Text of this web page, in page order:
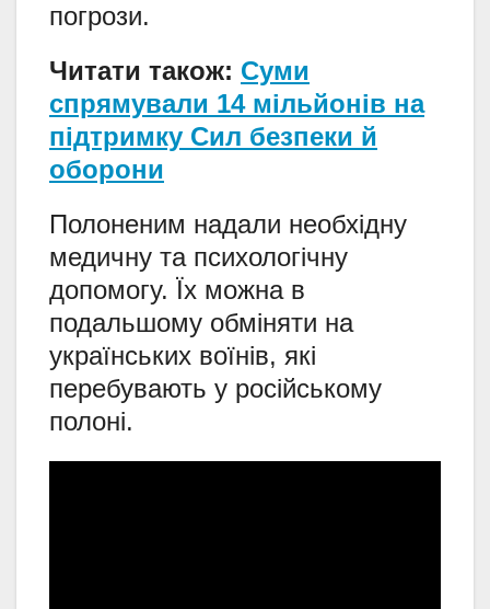
погрози.
Читати також: Суми
спрямували 14 мільйонів на
підтримку Сил безпеки й
оборони
Полоненим надали необхідну
медичну та психологічну
допомогу. Їх можна в
подальшому обміняти на
українських воїнів, які
перебувають у російському
полоні.